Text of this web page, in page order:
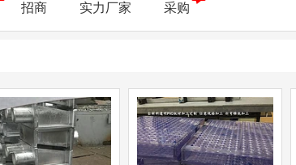
招商 实力厂家 采购